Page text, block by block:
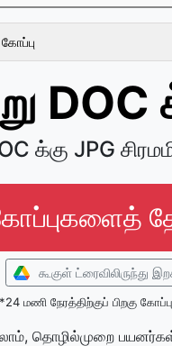
DOC
க்கு JPG
கூகுள் ட்ரைவிலிருந்து
*24 மணி நேரத்திற்குப் பிறகு
தொழில்முறை